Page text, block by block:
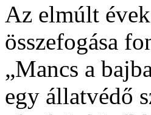
Az elmúlt
összefogása
„Mancs a
egy állatvédő